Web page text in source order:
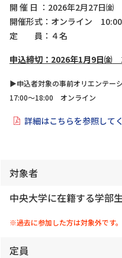
開 催 日 ：2026年2月27日㈮
開催形式：オンライン 10:00
定 員：４名
申込締切：2026年1月9日㈮
▶申込者対象の事前オリエンテ
17:00～18:00 オンライン
詳細はこちらを参照して
対象者
中央大学に在籍する学部
※過去に参加した方は対象外です。
定員